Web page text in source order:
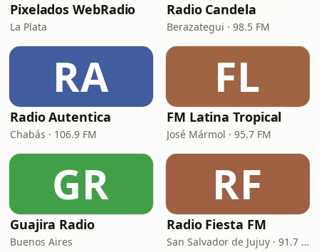
Pixelados WebRadio
La Plata
Radio Сandela
Berazategui · 98.5 FM
RA
Radio Autentica
Chabás · 106.9 FM
FL
FM Latina Tropical
José Mármol · 95.7 FM
GR
Guajira Radio
Buenos Aires
RF
Radio Fiesta FM
San Salvador de Jujuy · 91.7 FM